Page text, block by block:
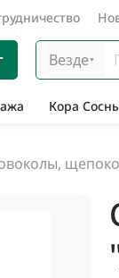
Везде
Кора